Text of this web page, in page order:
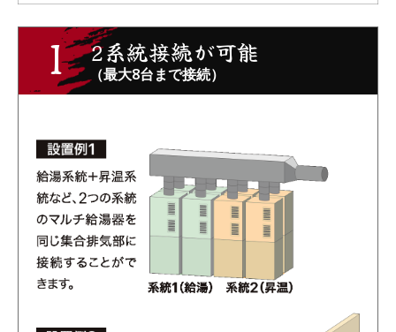
1 2系統接続が可能
（最大8台まで接続）